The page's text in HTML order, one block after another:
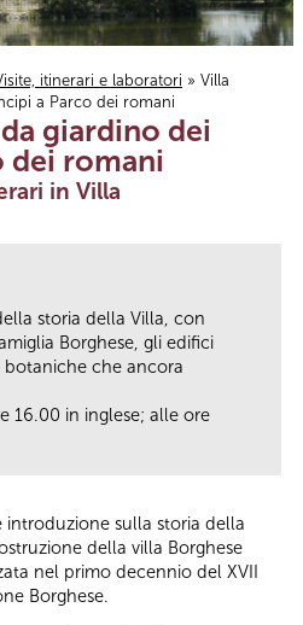
itinerari e laboratori » Villa
a Parco dei romani
giardino dei
dei romani
in Villa
storia della Villa, con
Borghese, gli edifici
botaniche che ancora
16.00 in inglese; alle ore
introduzione sulla storia della
della villa Borghese
nel primo decennio del XVII
Borghese.